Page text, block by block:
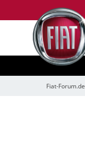
Fiat-Forum.de